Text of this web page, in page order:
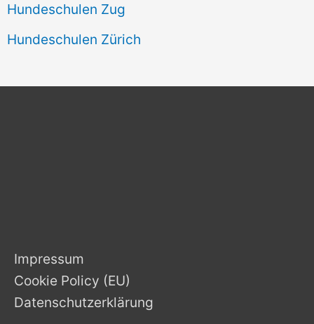
Hundeschulen Zug
Hundeschulen Zürich
Impressum
Cookie Policy (EU)
Datenschutzerklärung